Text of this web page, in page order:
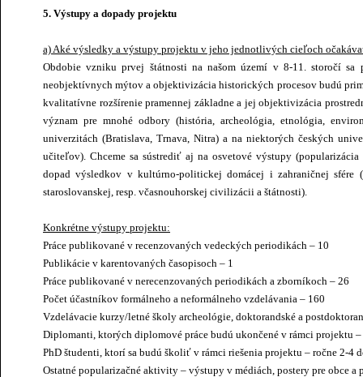
5. Výstupy a dopady projektu
a) Aké výsledky a výstupy projektu v jeho jednotlivých cieľoch
Obdobie vzniku prvej štátnosti na našom území v 8-11. storočí sa
neobjektívnych mýtov a objektivizácia historických procesov budú
kvalitatívne rozšírenie pramennej základne a jej objektivizácia
význam pre mnohé odbory (história, archeológia, etnológia,
univerzitách (Bratislava, Trnava, Nitra) a na niektorých českých
učiteľov). Chceme sa sústrediť aj na osvetové výstupy
dopad výsledkov v kultúrno-politickej domácej i zahraničnej sfére
staroslovanskej, resp. včasnouhorskej civilizácii a štátnosti).
Konkrétne výstupy projektu:
Práce publikované v recenzovaných vedeckých periodikách – 10
Publikácie v karentovaných časopisoch – 1
Práce publikované v nerecenzovaných periodikách a zborníkoch – 26
Počet účastníkov formálneho a neformálneho vzdelávania – 160
Vzdelávacie kurzy/letné školy archeológie, doktorandské a
Diplomanti, ktorých diplomové práce budú ukončené v rámci projektu –
PhD študenti, ktorí sa budú školiť v rámci riešenia projektu – ročne 2-4
Ostatné popularizačné aktivity – výstupy v médiách, postery pre obce a